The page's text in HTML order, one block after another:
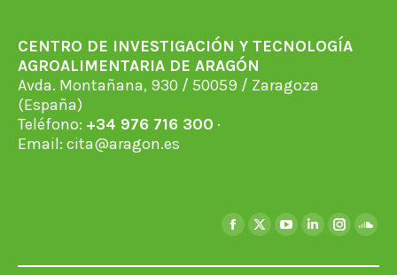
CENTRO DE INVESTIGACIÓN Y TECNOLOGÍA
AGROALIMENTARIA DE ARAGÓN
Avda. Montañana, 930 / 50059 / Zaragoza
(España)
Teléfono: +34 976 716 300 ·
Email: cita@aragon.es
Facebook
X
YouTubeLinkedin